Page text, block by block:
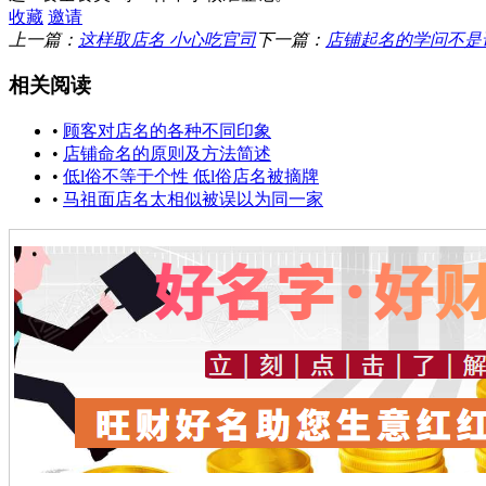
收藏 邀请
上一篇： 这样取店名 小心吃官司下一篇： 店铺起名的学问不
相关阅读
• 顾客对店名的各种不同印象
• 店铺命名的原则及方法简述
• 低l俗不等于个性 低l俗店名被摘牌
• 马祖面店名太相似被误以为同一家